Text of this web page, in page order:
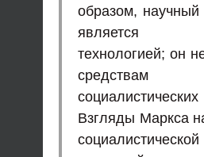
образом,
является
технологией; он
средствам
Взгляды Маркса